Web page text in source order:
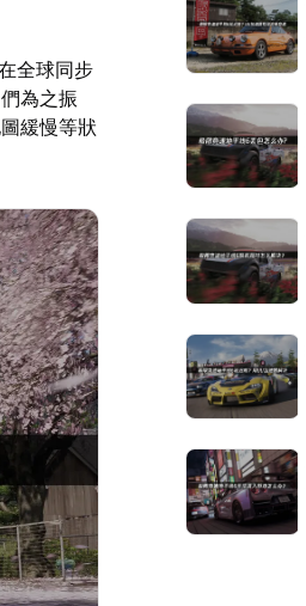
全球同步
為之振
緩慢等狀